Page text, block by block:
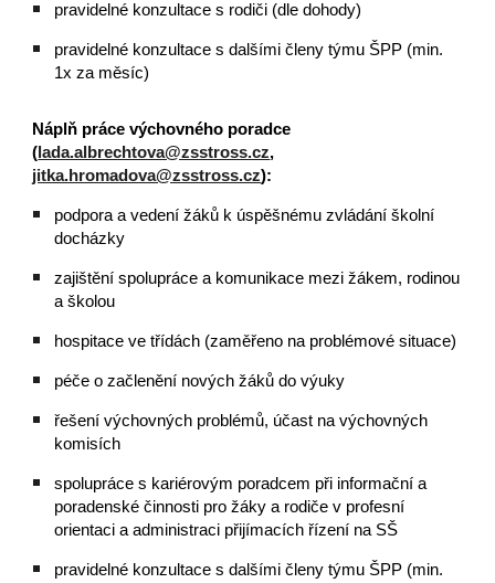
pravidelné konzultace s rodiči (dle dohody)
pravidelné konzultace s dalšími členy týmu ŠPP (min.
1x za měsíc)
Náplň práce výchovného poradce
( lada.albrechtova@zsstross.cz,
jitka.hromadova@zsstross.cz):
podpora a vedení žáků k úspěšnému zvládání školní
docházky
zajištění spolupráce a komunikace mezi žákem, rodinou
a školou
hospitace ve třídách (zaměřeno na problémové situace)
péče o začlenění nových žáků do výuky
řešení výchovných problémů, účast na výchovných
komisích
spolupráce s kariérovým poradcem při informační a
poradenské činnosti pro žáky a rodiče v profesní
orientaci a administraci přijímacích řízení na SŠ
pravidelné konzultace s dalšími členy týmu ŠPP (min.